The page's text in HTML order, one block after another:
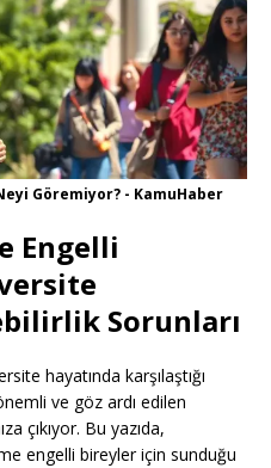
Göremiyor? - KamuHaber
Engelli
Sorunları
hayatında karşılaştığı
ve göz ardı edilen
çıkıyor. Bu yazıda,
engelli bireyler için sunduğu